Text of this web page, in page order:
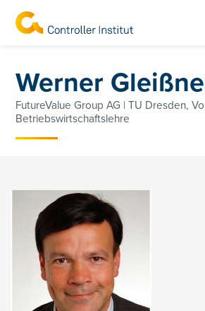
Werner
FutureValue Group AG | TU Dresden,
Betriebswirtschaftslehre